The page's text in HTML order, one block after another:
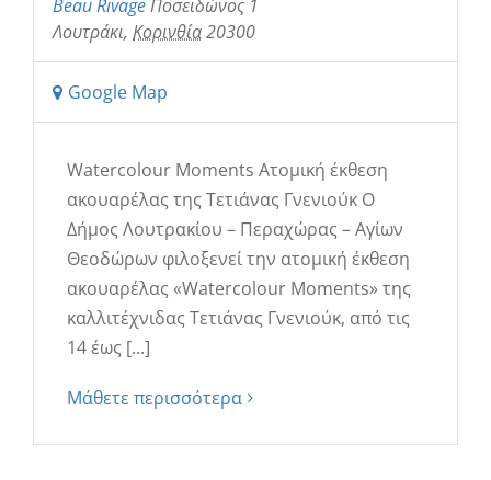
Beau RivageΠοσειδώνος 1
Λουτράκι, Κορινθία20300
Google Map
Watercolour Moments Ατομική έκθεση
ακουαρέλας της Τετιάνας Γνενιούκ Ο
Δήμος Λουτρακίου – Περαχώρας – Αγίων
Θεοδώρων φιλοξενεί την ατομική έκθεση
ακουαρέλας «Watercolour Moments» της
καλλιτέχνιδας Τετιάνας Γνενιούκ, από τις
14 έως [...]
Μάθετε περισσότερα